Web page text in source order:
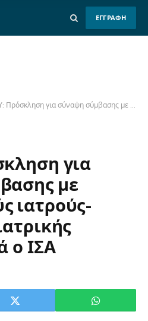
ΕΓΓΡΑΦΗ
για σύναψη σύμβασης με προσωπικούς ιατρούς- Αύξηση της ιατρικής αμοιβής ζητά ο ΙΣΑ
για
με
ιατρούς-
ο ΙΣΑ